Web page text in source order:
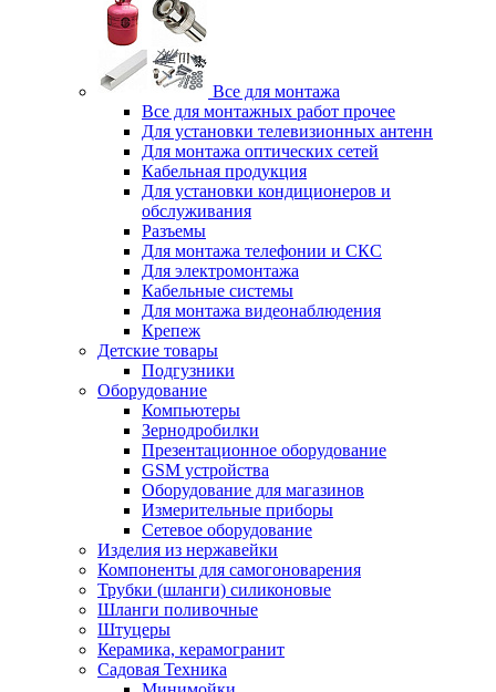
Все для монтажа
Все для монтажных работ прочее
Для установки телевизионных антенн
Для монтажа оптических сетей
Кабельная продукция
Для установки кондиционеров и
обслуживания
Разъемы
Для монтажа телефонии и СКС
Для электромонтажа
Кабельные системы
Для монтажа видеонаблюдения
Крепеж
Детские товары
Подгузники
Оборудование
Компьютеры
Зернодробилки
Презентационное оборудование
GSM устройства
Оборудование для магазинов
Измерительные приборы
Сетевое оборудование
Изделия из нержавейки
Компоненты для самогоноварения
Трубки (шланги) силиконовые
Шланги поливочные
Штуцеры
Керамика, керамогранит
Садовая Техника